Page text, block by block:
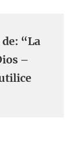
“La
–